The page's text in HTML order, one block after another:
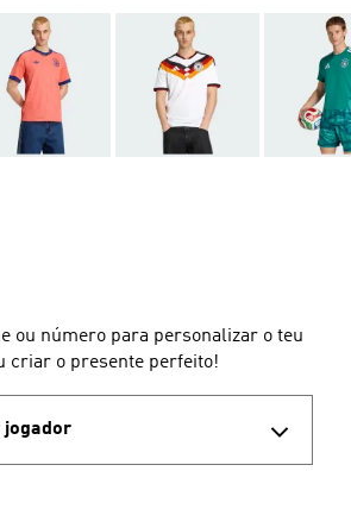
ou número para personalizar o teu
criar o presente perfeito!
jogador